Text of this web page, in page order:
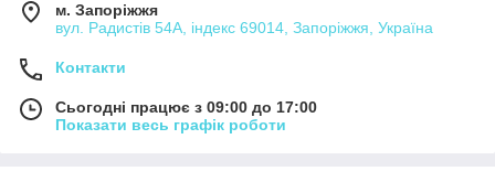
м. Запоріжжя
вул. Радистів 54А, індекс 69014, Запоріжжя, Україна
Контакти
Сьогодні працює з 09:00 до 17:00
Показати весь графік роботи